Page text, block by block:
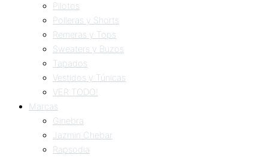
Pilotos
Polleras y Shorts
Remeras y Tops
Sweaters y Buzos
Tapados
Vestidos y Túnicas
VER TODO!
Marcas
Ginebra
Jazmin Chebar
Rapsodia